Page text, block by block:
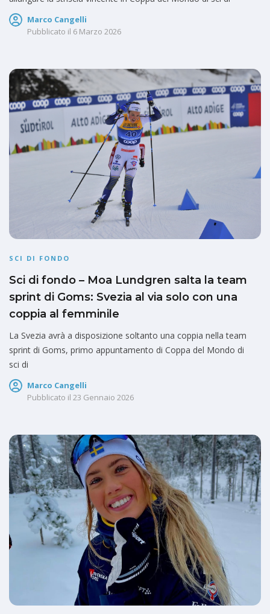
Marco Cangelli
Pubblicato il 6 Marzo 2026
SCI DI FONDO
Sci di fondo – Moa Lundgren salta la team
sprint di Goms: Svezia al via solo con una
coppia al femminile
La Svezia avrà a disposizione soltanto una coppia nella team
sprint di Goms, primo appuntamento di Coppa del Mondo di
sci di
Marco Cangelli
Pubblicato il 23 Gennaio 2026